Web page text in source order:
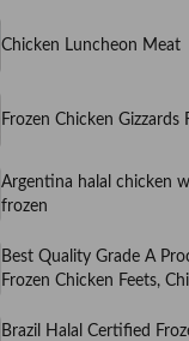
Chicken Luncheon Meat
Frozen Chicken Gizzards
Argentina halal chicken
frozen
Best Quality Grade A
Frozen Chicken Feets,
Wings
Brazil Halal Certified